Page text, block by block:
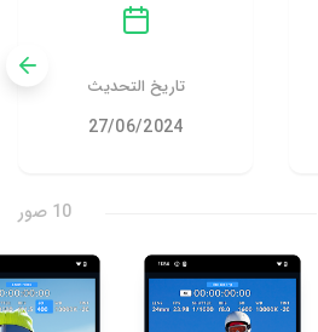
تاريخ التحديث
27/06/2024
10 صور